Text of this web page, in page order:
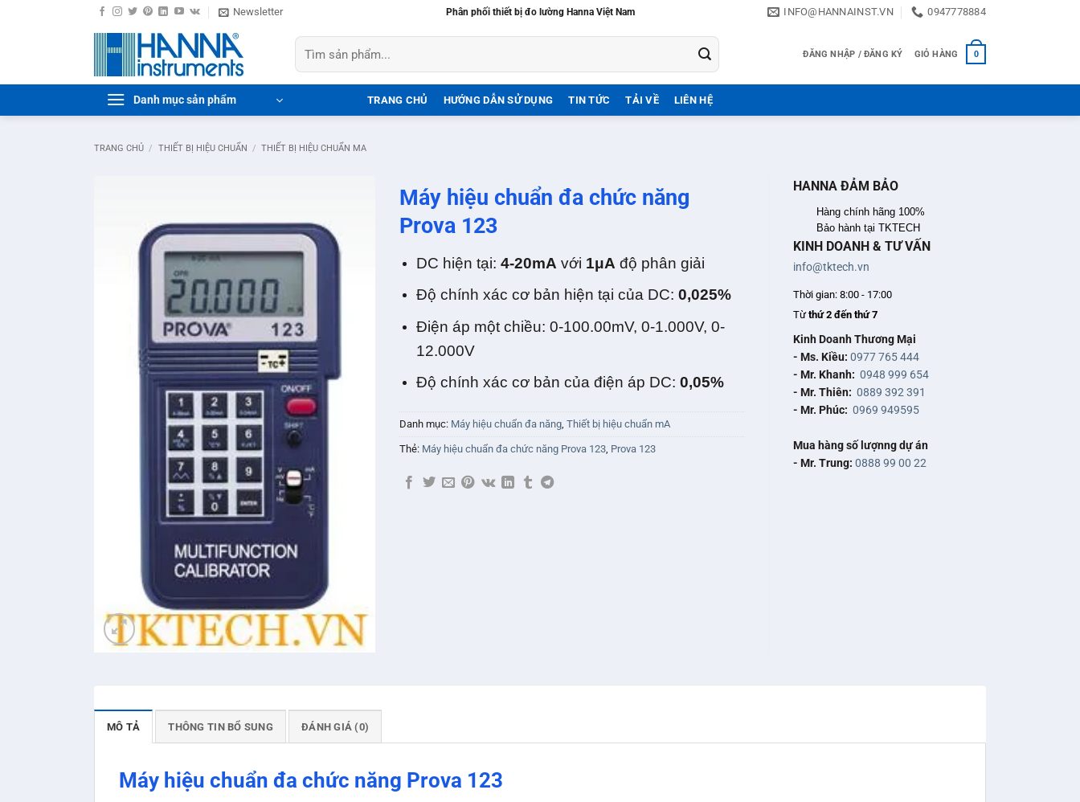
Newsletter Phân phối thiết bị đo lường Hanna Việt Nam INFO@HANNAINST.VN 0947778884
Tìm
kiếm:
ĐĂNG NHẬP / ĐĂNG KÝ GIỎ HÀNG 0
Danh mục sản phẩm TRANG CHỦ HƯỚNG DẪN SỬ DỤNG TIN TỨC TẢI VỀ LIÊN HỆ
TRANG CHỦ / THIẾT BỊ HIỆU CHUẨN / THIẾT BỊ HIỆU CHUẨN MA
Máy hiệu chuẩn đa chức năng
Prova 123
DC hiện tại: 4-20mA với 1μA độ phân giải
Độ chính xác cơ bản hiện tại của DC: 0,025%
Điện áp một chiều: 0-100.00mV, 0-1.000V, 0-
12.000V
Độ chính xác cơ bản của điện áp DC: 0,05%
Danh mục: Máy hiệu chuẩn đa năng, Thiết bị hiệu chuẩn mA
Thẻ: Máy hiệu chuẩn đa chức năng Prova 123, Prova 123
HANNA ĐẢM BẢO
Hàng chính hãng 100%
Bảo hành tại TKTECH
KINH DOANH & TƯ VẤN
info@tktech.vn
Thời gian: 8:00 - 17:00
Từthứ 2 đến thứ 7
Kinh Doanh Thương Mại
- Ms. Kiều: 0977 765 444
- Mr. Khanh: 0948 999 654
- Mr. Thiên: 0889 392 391
- Mr. Phúc: 0969 949595
Mua hàng số lượnng dự án
- Mr. Trung: 0888 99 00 22
MÔ TẢ THÔNG TIN BỔ SUNG ĐÁNH GIÁ (0)
Máy hiệu chuẩn đa chức năng Prova 123